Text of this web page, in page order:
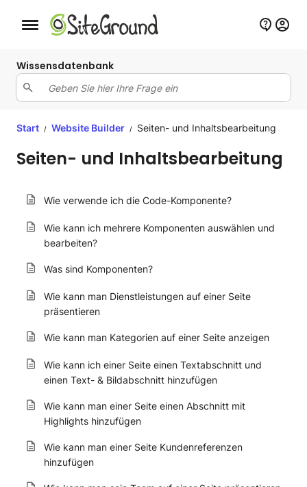
Schaltfläche Mobile Navigation
Wissensdatenbank
Start / Website Builder / Seiten- und Inhaltsbearbeitung
Seiten- und Inhaltsbearbeitung
Wie verwende ich die Code-Komponente?
Wie kann ich mehrere Komponenten auswählen und
bearbeiten?
Was sind Komponenten?
Wie kann man Dienstleistungen auf einer Seite
präsentieren
Wie kann man Kategorien auf einer Seite anzeigen
Wie kann ich einer Seite einen Textabschnitt und
einen Text- & Bildabschnitt hinzufügen
Wie kann man einer Seite einen Abschnitt mit
Highlights hinzufügen
Wie kann man einer Seite Kundenreferenzen
hinzufügen